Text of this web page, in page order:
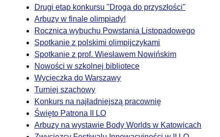
Drugi etap konkursu "Droga do przyszłości"
Arbuzy w finale olimpiady!
Rocznica wybuchu Powstania Listopadowego
Spotkanie z polskimi olimpijczykami
Spotkanie z prof. Wiesławem Nowińskim
Nowości w szkolnej bibliotece
Wycieczka do Warszawy
Turniej szachowy
Konkurs na najładniejszą pracownię
Święto Patrona II LO
Arbuzy na wystawie Body Worlds w Katowicach